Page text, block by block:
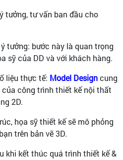
tưởng, tư vấn ban đầu cho
tưởng: bước này là quan trọng
sỹ của DD và với khách hàng.
liệu thực tế: Model Designcung
công trình thiết kế nội thất
2D.
họa sỹ thiết kế sẽ mô phỏng
trên bản vẽ 3D.
khi kết thúc quá trình thiết kế &